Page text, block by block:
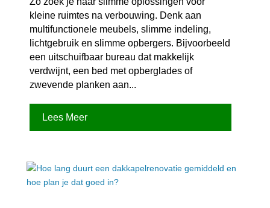
kleine ruimtes na verbouwing.​ Denk aan
multifunctionele meubels, slimme indeling,
lichtgebruik en slimme opbergers.​ Bijvoorbeeld
een uitschuifbaar bureau dat makkelijk
verdwijnt, een bed met opberglades of
zwevende planken aan...
Lees Meer